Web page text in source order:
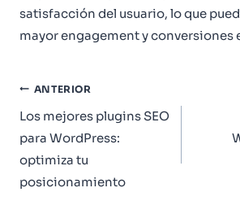
satisfacción del usuario, lo que
mayor engagement y conversiones
Navegación
de
entradas
ANTERIOR
Los mejores plugins SEO
para WordPress:
optimiza tu
posicionamiento